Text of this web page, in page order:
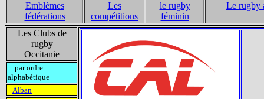
Emblèmes
fédérations
Les
compétitions
le rugby
féminin
Le rugby
Les Clubs de
rugby
Occitanie
par ordre
alphabétique
Alban